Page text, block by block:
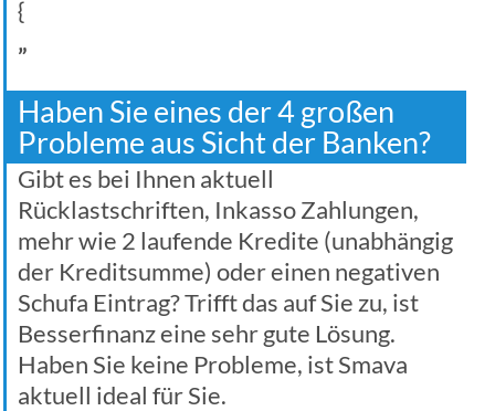
{
„
Haben Sie eines der 4 großen
Probleme aus Sicht der Banken?
Gibt es bei Ihnen aktuell
Rücklastschriften, Inkasso Zahlungen,
mehr wie 2 laufende Kredite (unabhängig
der Kreditsumme) oder einen negativen
Schufa Eintrag? Trifft das auf Sie zu, ist
Besserfinanz eine sehr gute Lösung.
Haben Sie keine Probleme, ist Smava
aktuell ideal für Sie.